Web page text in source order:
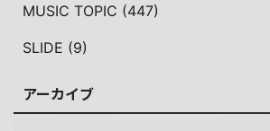
MUSIC TOPIC (447)
SLIDE (9)
アーカイブ